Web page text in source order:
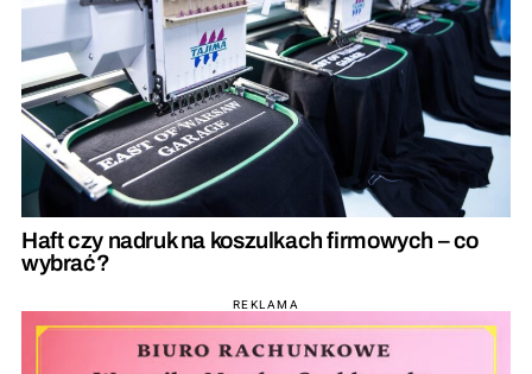
Haft czy nadruk na koszulkach firmowych – co
wybrać?
REKLAMA